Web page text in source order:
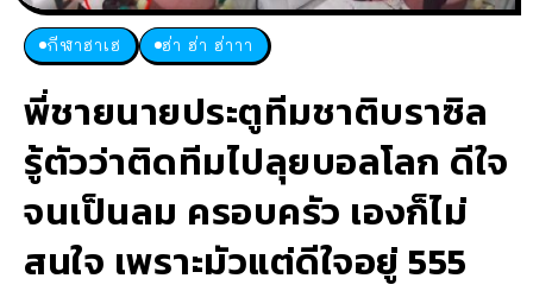
กีฬาฮาเฮ ฮ่า ฮ่า ฮ่าาา
พี่ชายนายประตูทีมชาติบราซิล
รู้ตัวว่าติดทีมไปลุยบอลโลก ดีใจ
จนเป็นลม ครอบครัว เองก็ไม่
สนใจ เพราะมัวแต่ดีใจอยู่ 555